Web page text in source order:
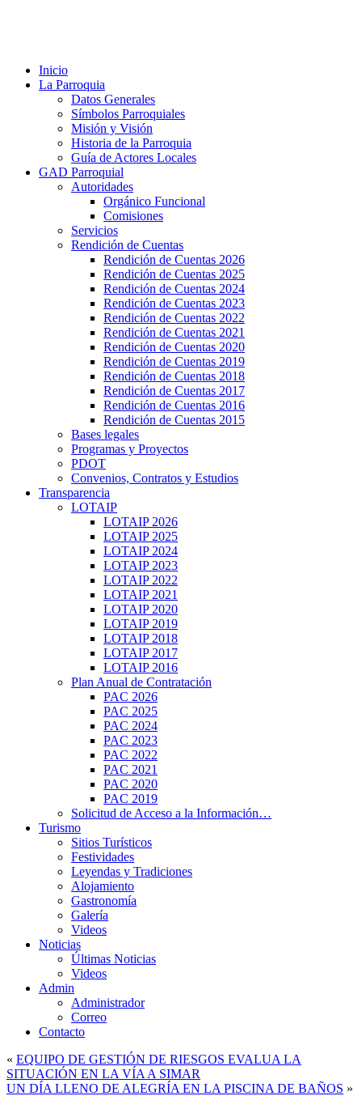
Inicio
La Parroquia
Datos Generales
Símbolos Parroquiales
Misión y Visión
Historia de la Parroquia
Guía de Actores Locales
GAD Parroquial
Autoridades
Orgánico Funcional
Comisiones
Servicios
Rendición de Cuentas
Rendición de Cuentas 2026
Rendición de Cuentas 2025
Rendición de Cuentas 2024
Rendición de Cuentas 2023
Rendición de Cuentas 2022
Rendición de Cuentas 2021
Rendición de Cuentas 2020
Rendición de Cuentas 2019
Rendición de Cuentas 2018
Rendición de Cuentas 2017
Rendición de Cuentas 2016
Rendición de Cuentas 2015
Bases legales
Programas y Proyectos
PDOT
Convenios, Contratos y Estudios
Transparencia
LOTAIP
LOTAIP 2026
LOTAIP 2025
LOTAIP 2024
LOTAIP 2023
LOTAIP 2022
LOTAIP 2021
LOTAIP 2020
LOTAIP 2019
LOTAIP 2018
LOTAIP 2017
LOTAIP 2016
Plan Anual de Contratación
PAC 2026
PAC 2025
PAC 2024
PAC 2023
PAC 2022
PAC 2021
PAC 2020
PAC 2019
Solicitud de Acceso a la Información…
Turismo
Sitios Turísticos
Festividades
Leyendas y Tradiciones
Alojamiento
Gastronomía
Galería
Videos
Noticias
Últimas Noticias
Videos
Admin
Administrador
Correo
Contacto
« EQUIPO DE GESTIÓN DE RIESGOS EVALUA LA
SITUACIÓN EN LA VÍA A SIMAR
UN DÍA LLENO DE ALEGRÍA EN LA PISCINA DE BAÑOS »